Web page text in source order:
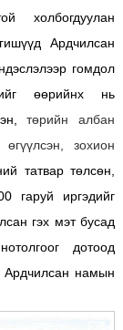
холбогдуулан
Ардчилсан
гомдол
өөрийнх нь
төрийн албан
зохион
татвар төлсөн,
гаруй иргэдийг
гэх мэт бусад
дотоод
Ардчилсан намын